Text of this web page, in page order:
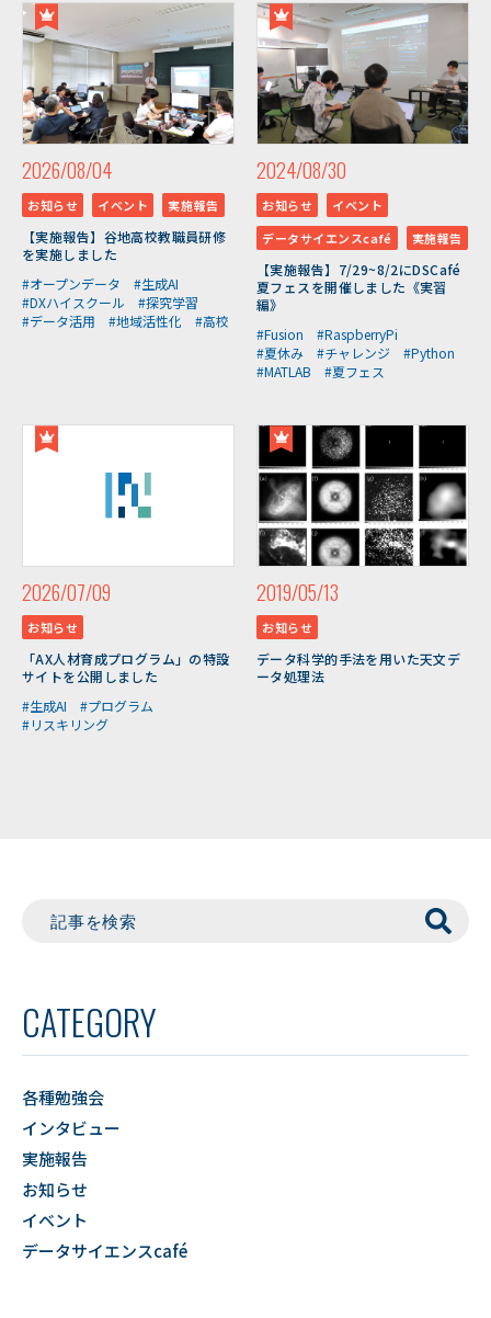
2026/08/04
お知らせ イベント 実施報告
【実施報告】谷地高校教職員研修
を実施しました
#オープンデータ
#生成AI
#DXハイスクール
#探究学習
#データ活用
#地域活性化 #高校
2024/08/30
お知らせ
イベント
データサイエンスcafé
実施報告
【実施報告】7/29~8/2にDSCafé
夏フェスを開催しました《実習
編》
#Fusion
#RaspberryPi
#夏休み
#チャレンジ
#Python
#MATLAB
#夏フェス
2026/07/09
お知らせ
「AX人材育成プログラム」の特設
サイトを公開しました
#生成AI
#プログラム
#リスキリング
2019/05/13
お知らせ
データ科学的手法を用いた天文デ
ータ処理法
CATEGORY
各種勉強会
インタビュー
実施報告
お知らせ
イベント
データサイエンスcafé